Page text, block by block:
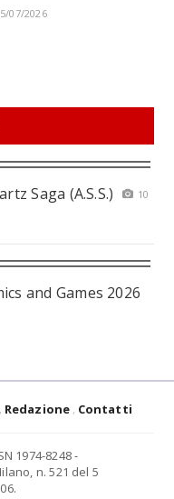
07/2026
Saga (A.S.S.)
10
and Games 2026
Redazione Contatti
1974-8248 -
n. 521 del 5